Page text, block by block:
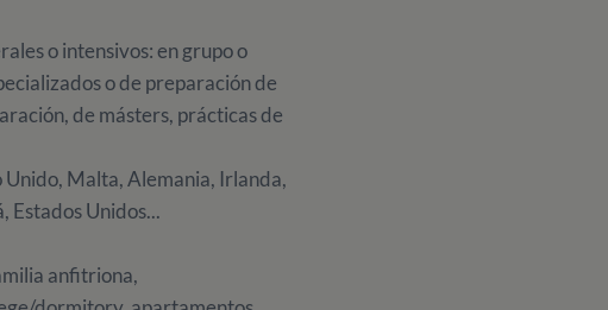
o intensivos: en grupo o
o de preparación de
de másters, prácticas de
Unido, Malta, Alemania, Irlanda,
Estados Unidos...
anfitriona,